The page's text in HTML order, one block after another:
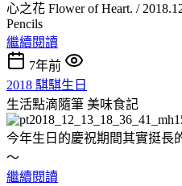
心之花 Flower of Heart. /
Pencils
繼續閱讀
7年前
2018 騏騏生日
生活點滴隨筆 美味食記
今年生日的慶祝期間其實挺長
～
繼續閱讀